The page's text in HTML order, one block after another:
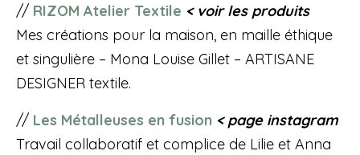
// RIZOM Atelier Textile < voir les produits
Mes créations pour la maison, en maille éthique
et singulière – Mona Louise Gillet – ARTISANE
DESIGNER textile.
// Les Métalleuses en fusion < page instagram
Travail collaboratif et complice de Lilie et Anna